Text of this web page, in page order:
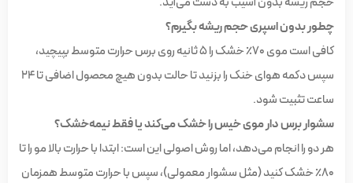
چطور بدون اسپری حجم ریشه بگیرم؟
کافی است موی ۷۰٪ خشک را ۵ ثانیه روی برس حرارت متوسط بپیچید،
سپس دکمه هوای خنک را بزنید تا حالت بدون هیچ محصول اضافی تا ۲۴
ساعت تثبیت شود.
سشوار برس دار موی خیس را خشک می‌کند یا فقط نیمه‌خشک؟
هر دو را انجام می‌دهد، اما روش اصولی این است: ابتدا با حرارت بالا مو را تا
۸۰٪ خشک کنید (مثل سشوار معمولی)، سپس با حرارت متوسط همزمان